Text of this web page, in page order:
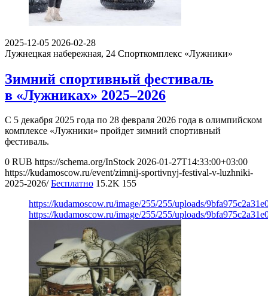
2025-12-05 2026-02-28
Лужнецкая набережная, 24 Спорткомплекс «Лужники»
Зимний спортивный фестиваль
в «Лужниках» 2025–2026
С 5 декабря 2025 года по 28 февраля 2026 года в олимпийском
комплексе «Лужники» пройдет зимний спортивный
фестиваль.
0 RUB https://schema.org/InStock 2026-01-27T14:33:00+03:00
https://kudamoscow.ru/event/zimnij-sportivnyj-festival-v-luzhniki-
2025-2026/ Бесплатно 15.2K 155
https://kudamoscow.ru/image/255/255/uploads/
https://kudamoscow.ru/image/255/255/uploads/